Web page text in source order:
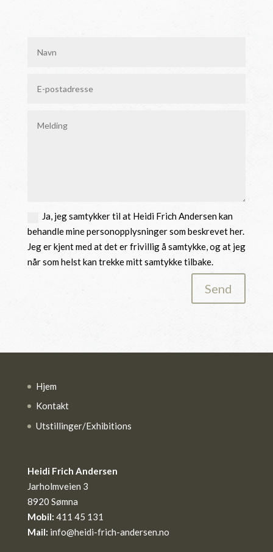
Ja, jeg samtykker til at Heidi Frich Andersen kan
behandle mine personopplysninger som beskrevet her.
Jeg er kjent med at det er frivillig å samtykke, og at jeg
når som helst kan trekke mitt samtykke tilbake.
Send
Hjem
Kontakt
Utstillinger/Exhibitions
Heidi Frich Andersen
Jarholmveien 3
8920 Sømna
Mobil: 411 45 131
Mail: info@heidi-frich-andersen.no